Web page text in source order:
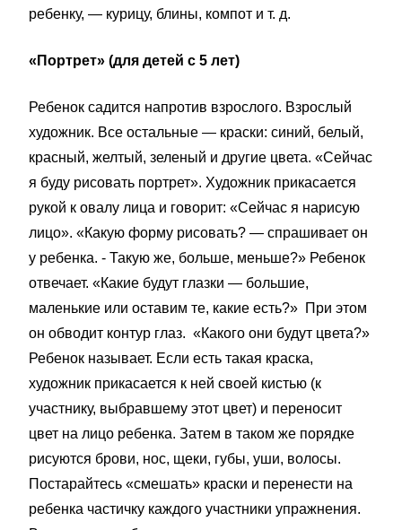
ребенку, — ку­рицу, блины, компот и т. д.
«Портрет» (для детей с 5 лет)
Ребенок садится напротив взрослого. Взрослый
художник. Все остальные — краски: синий, белый,
красный, желтый, зеленый и другие цвета. «Сейчас
я буду рисовать портрет». Художник прикасается
рукой к овалу лица и говорит: «Сейчас я нарисую
лицо». «Какую форму рисовать? — спрашивает он
у ребенка. - Такую же, больше, меньше?» Ребенок
отвечает. «Какие будут глазки — большие,
маленькие или оставим те, какие есть?» При этом
он обводит контур глаз. «Какого они будут цвета?»
Ребенок называет. Если есть такая краска,
художник прикасается к ней своей кистью (к
участнику, выбравшему этот цвет) и переносит
цвет на лицо ребенка. Затем в таком же порядке
рисуются брови, нос, щеки, губы, уши, волосы.
Постарайтесь «смешать» краски и перенести на
ребенка частичку каждого участники упражнения.